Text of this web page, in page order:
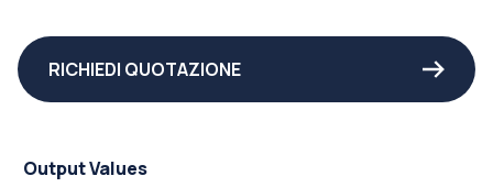
RICHIEDI QUOTAZIONE
Output Values